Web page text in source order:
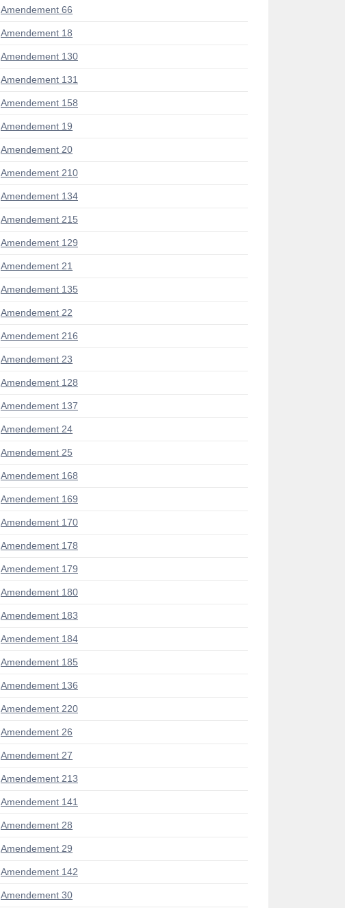
Amendement 66
Amendement 18
Amendement 130
Amendement 131
Amendement 158
Amendement 19
Amendement 20
Amendement 210
Amendement 134
Amendement 215
Amendement 129
Amendement 21
Amendement 135
Amendement 22
Amendement 216
Amendement 23
Amendement 128
Amendement 137
Amendement 24
Amendement 25
Amendement 168
Amendement 169
Amendement 170
Amendement 178
Amendement 179
Amendement 180
Amendement 183
Amendement 184
Amendement 185
Amendement 136
Amendement 220
Amendement 26
Amendement 27
Amendement 213
Amendement 141
Amendement 28
Amendement 29
Amendement 142
Amendement 30